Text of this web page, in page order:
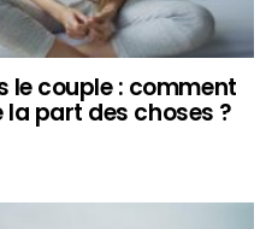
le couple : comment
part des choses ?